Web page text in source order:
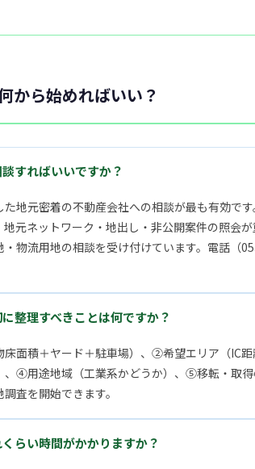
から始めればいい？
すればいいですか？
地元密着の不動産会社への相談が最も有効で
地元ネットワーク・地出し・非公開案件の照会
物流用地の相談を受け付けています。電話（
整理すべきことは何ですか？
面積＋ヤード＋駐車場）、②希望エリア（IC
、④用途地域（工業系かどうか）、⑤移転・取
査を開始できます。
らい時間がかかりますか？